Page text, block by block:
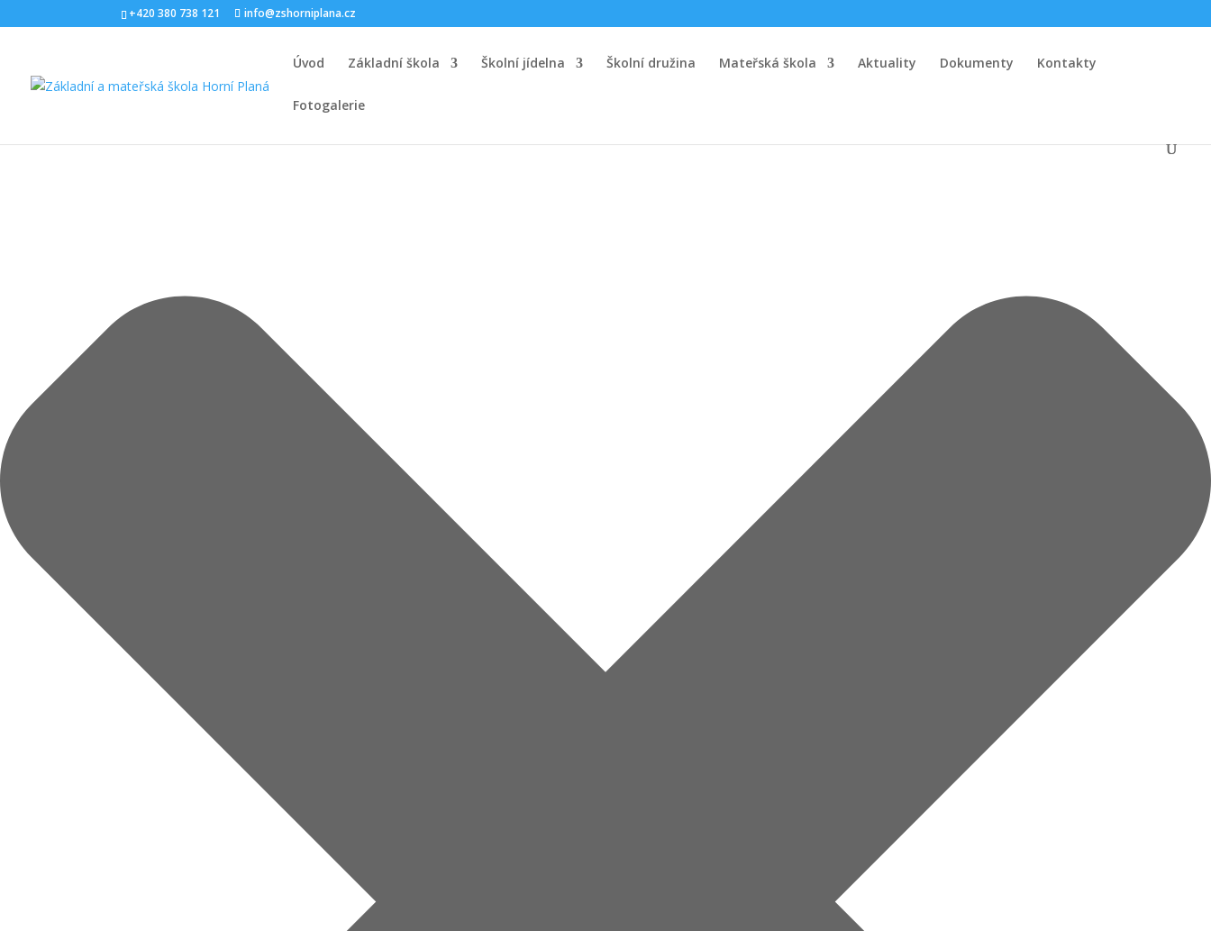
Spravovat Souhlas s cookies+420 380 738 121 info@zshorniplana.cz
Úvod Základní škola Školní jídelna Školní družina Mateřská škola Aktuality Dokumenty Kontakty
Fotogalerie